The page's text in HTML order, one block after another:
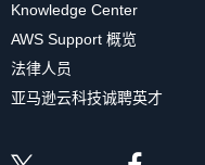
Knowledge Center
AWS Support 概览
法律人员
亚马逊云科技诚聘英才